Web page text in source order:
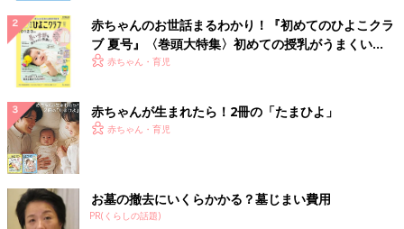
「ま、いっか！」で割り切れば人生がもっと面白く
なる
僕の座右の銘は、自分の絵本のタイトルにもなっているんです
が、「ま、いっか！」という言葉です。一生懸命やるとか、頑張
ることは必要ですけども、頑張ってばかりいると息苦しくなるで
しょ。親も子も、「ま、いっか」と思えることって大事かなと思
います。
「私は親なのに、自己肯定感が低くてつらいです」と悩む親御さ
んもいらっしゃいます。僕もね、昔、成果を上げている有名な絵
赤ちゃんのお世話まるわかり！『初めてのひよこクラ
ブ 夏号』〈巻頭大特集〉初めての授乳がうまくい
く！ おっぱい・ミルクの基本と夏のトラブル 解決テ
赤ちゃん・育児
赤ちゃんが生まれたら！2冊の「たまひよ」
赤ちゃん・育児
お墓の撤去にいくらかかる？墓じまい費用
PR(くらしの話題)